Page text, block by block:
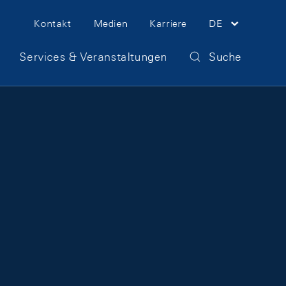
Meta Navigation
Kontakt Medien Karriere DE
Services & Veranstaltungen Suche